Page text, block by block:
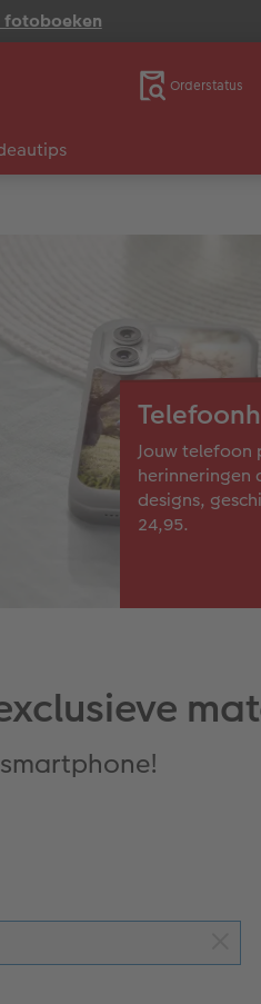
fotoboeken
Orderstatus
Jouw telefoon
herinneringen
designs,
24,95.